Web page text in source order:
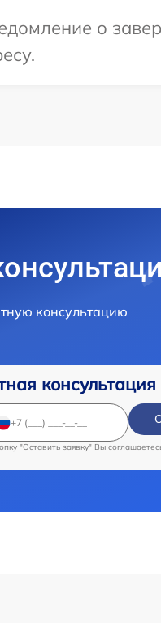
о
консультацию
"Оставить заявку" Вы